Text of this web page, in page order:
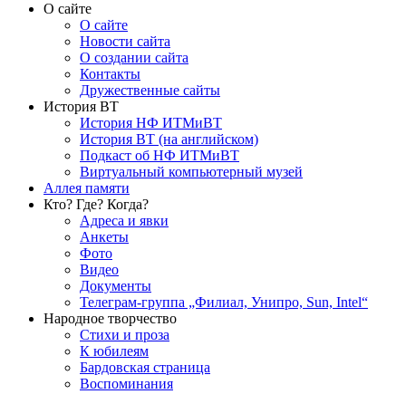
О сайте
О сайте
Новости сайта
О создании сайта
Контакты
Дружественные сайты
История ВТ
История НФ ИТМиВТ
История ВТ (на английском)
Подкаст об НФ ИТМиВТ
Виртуальный компьютерный музей
Аллея памяти
Кто? Где? Когда?
Адреса и явки
Анкеты
Фото
Видео
Документы
Телеграм-группа „Филиал, Унипро, Sun, Intel“
Народное творчество
Стихи и проза
К юбилеям
Бардовская страница
Воспоминания